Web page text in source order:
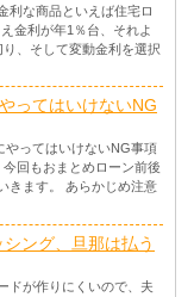
利な商品といえば住宅ロ
金利が年1％台、それよ
、そして変動金利を選択
ってはいけないNG
やってはいけないNG事項
回もおまとめローン前後
きます。 あらかじめ注意
ング、旦那は払う
ドが作りにくいので、夫